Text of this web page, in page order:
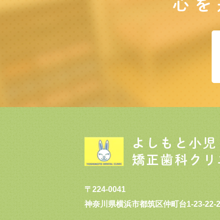
心
〒224-0041
神奈川県横浜市都筑区仲町台1-23-22-